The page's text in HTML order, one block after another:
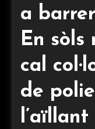
a
En
cal
de